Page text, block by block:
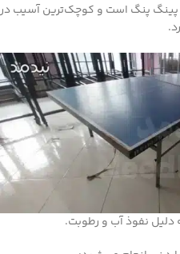
پینگ پنگ است و کوچک‌ترین آسیب در
دلیل نفوذ آب و رطوبت.